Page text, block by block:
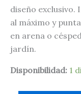
diseño exclusivo.
al máximo y
en arena o
jardín.
Disponibilidad: 1